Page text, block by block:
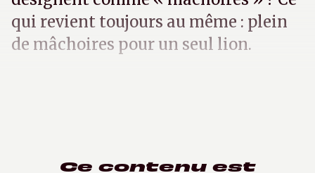
qui revient toujours au même : plein
de mâchoires pour un seul lion.
Ce contenu est